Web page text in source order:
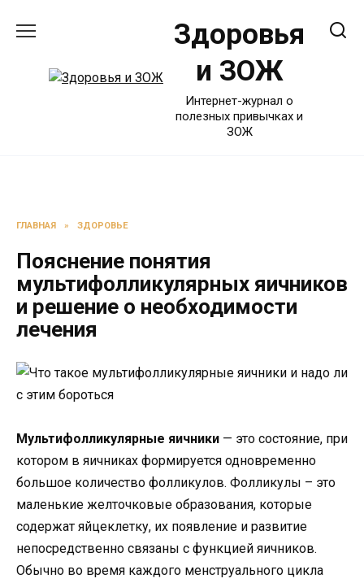
Здоровья
и ЗОЖ
Интернет-журнал о
полезных привычках и
ЗОЖ
ГЛАВНАЯ » ЗДОРОВЬЕ
Пояснение понятия
мультифолликулярных яичников
и решение о необходимости
лечения
Мультифолликулярные яичники — это состояние, при
котором в яичниках формируется одновременно
большое количество фолликулов. Фолликулы – это
маленькие желточковые образования, которые
содержат яйцеклетку, их появление и развитие
непосредственно связаны с функцией яичников.
Обычно во время каждого менструального цикла